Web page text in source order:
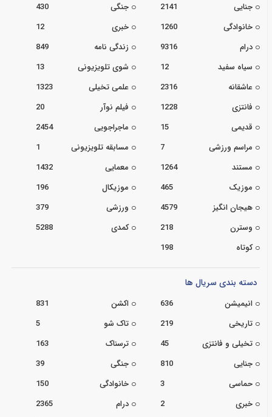
جنایی
2141 جنگی
430
خانوادگی
1260 خبری
12
درام
9316 زندگی نامه
849
سیاه سفید
12 شوی تلویزیونی
13
عاشقانه
2316 علمی تخیلی
1323
فانتزی
1228 فیلم نوآر
20
قدیمی
15 ماجراجویی
2454
مراسم ورزشی
7 مسابقه تلویزیونی
1
مستند
1264 معمایی
1432
موزیک
465 موزیکال
196
هیجان انگیز
4579 ورزشی
379
وسترن
218 کمدی
5288
کوتاه
198
دسته بندی سریال ها
انیمیشن 636 اکشن
831
تاریخی
219 تاک شو
5
تخیلی و فانتزی
45 ترسناک
163
جنایی
810 جنگی
39
حماسی
3 خانوادگی
150
خبری
2 درام
2365